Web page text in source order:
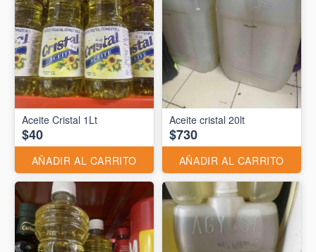
Aceite Cristal 1Lt
$40
AÑADIR AL CARRITO
Aceite cristal 20lt
$730
AÑADIR AL CARRITO